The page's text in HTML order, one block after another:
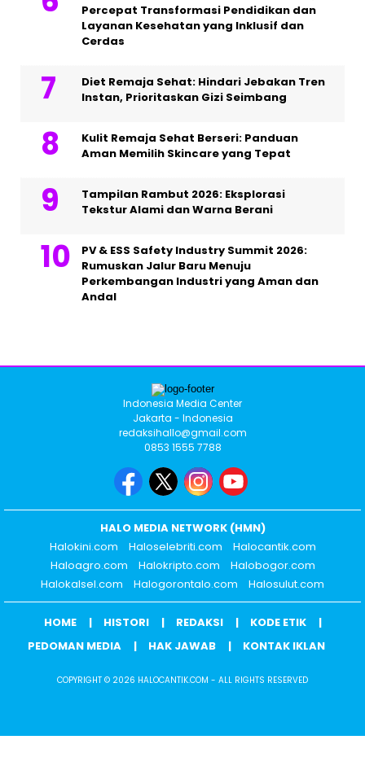
Percepat Transformasi Pendidikan dan
Layanan Kesehatan yang Inklusif dan
Cerdas
Diet Remaja Sehat: Hindari Jebakan Tren
Instan, Prioritaskan Gizi Seimbang
Kulit Remaja Sehat Berseri: Panduan
Aman Memilih Skincare yang Tepat
Tampilan Rambut 2026: Eksplorasi
Tekstur Alami dan Warna Berani
PV & ESS Safety Industry Summit 2026:
Rumuskan Jalur Baru Menuju
Perkembangan Industri yang Aman dan
Andal
Indonesia Media Center
Jakarta - Indonesia
redaksihallo@gmail.com
0853 1555 7788
HALO MEDIA NETWORK (HMN)
Halokini.com
Haloselebriti.com
Halocantik.com
Haloagro.com
Halokripto.com
Halobogor.com
Halokalsel.com
Halogorontalo.com Halosulut.com
HOME HISTORI REDAKSI
KODE ETIK
PEDOMAN MEDIA
HAK JAWAB KONTAK IKLAN
COPYRIGHT © 2026 HALOCANTIK.COM - ALL RIGHTS RESERVED